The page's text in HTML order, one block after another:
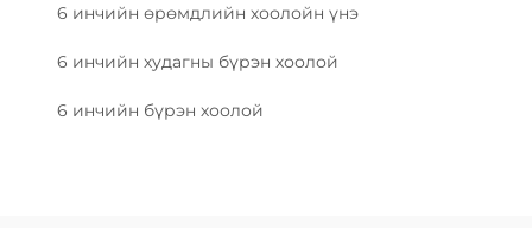
6 инчийн өрөмдлийн хоолойн үнэ
6 инчийн худагны бүрэн хоолой
6 инчийн бүрэн хоолой